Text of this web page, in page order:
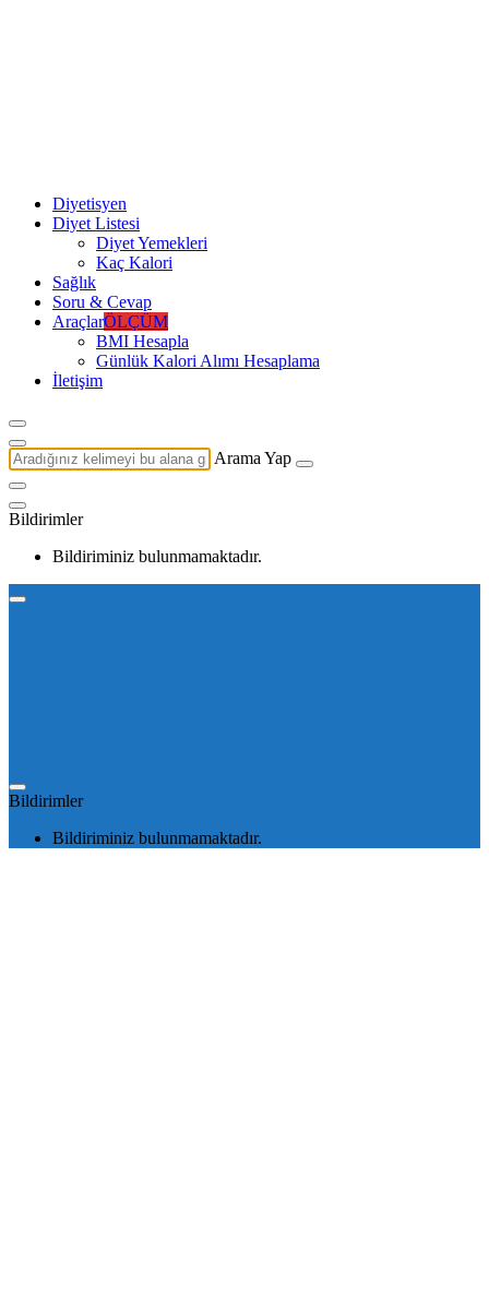
Diyetisyen
Diyet Listesi
Diyet Yemekleri
Kaç Kalori
Sağlık
Soru & Cevap
AraçlarÖLÇÜM
BMI Hesapla
Günlük Kalori Alımı Hesaplama
İletişim
Arama Yap
Bildirimler
Bildiriminiz bulunmamaktadır.
Bildirimler
Bildiriminiz bulunmamaktadır.